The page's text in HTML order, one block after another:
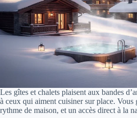
Les gîtes et chalets plaisent aux bandes
à ceux qui aiment cuisiner sur place. Vous
rythme de maison, et un accès direct à la